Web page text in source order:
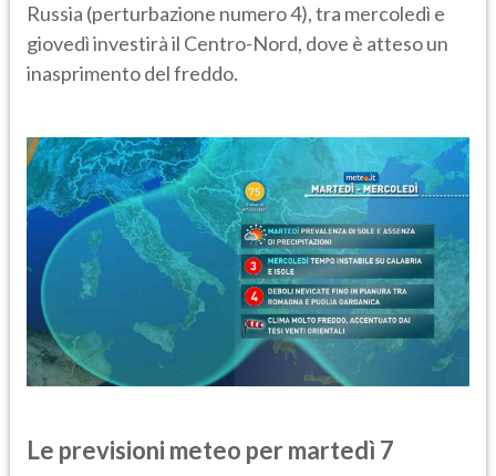
Russia (perturbazione numero 4), tra mercoledì e
giovedì investirà il Centro-Nord, dove è atteso un
inasprimento del freddo.
Le previsioni meteo per martedì 7